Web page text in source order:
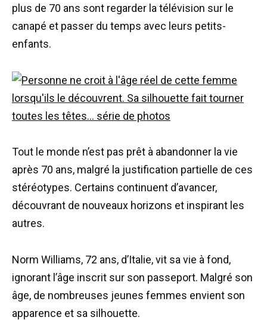
plus de 70 ans sont regarder la télévision sur le
canapé et passer du temps avec leurs petits-
enfants.
Tout le monde n’est pas prêt à abandonner la vie
après 70 ans, malgré la justification partielle de ces
stéréotypes. Certains continuent d’avancer,
découvrant de nouveaux horizons et inspirant les
autres.
Norm Williams, 72 ans, d’Italie, vit sa vie à fond,
ignorant l’âge inscrit sur son passeport. Malgré son
âge, de nombreuses jeunes femmes envient son
apparence et sa silhouette.